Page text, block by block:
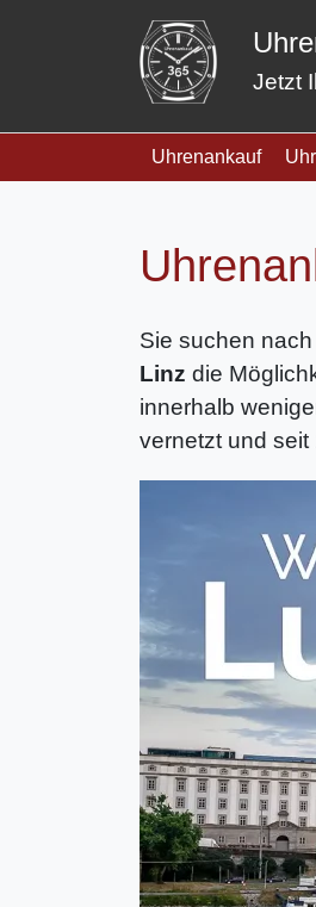
Jetzt
Uhrenankauf
Sie suchen
Linz die
innerhalb
vernetzt und